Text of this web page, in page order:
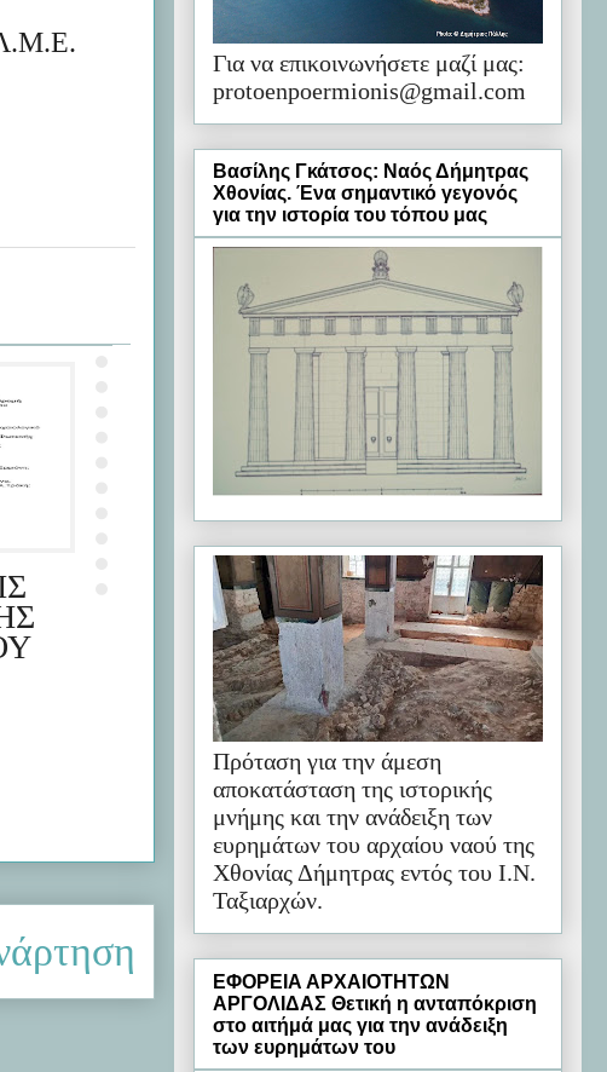
Για να επικοινωνήσετε μαζί μας:
protoenpoermionis@gmail.com
Βασίλης Γκάτσος: Ναός Δήμητρας
Χθονίας. Ένα σημαντικό γεγονός
για την ιστορία του τόπου μας
Πρόταση για την άμεση
αποκατάσταση της ιστορικής
μνήμης και την ανάδειξη των
ευρημάτων του αρχαίου ναού της
Χθονίας Δήμητρας εντός του Ι.Ν.
Ταξιαρχών.
ΕΦΟΡΕΙΑ ΑΡΧΑΙΟΤΗΤΩΝ
ΑΡΓΟΛΙΔΑΣ Θετική η ανταπόκριση
στο αιτήμά μας για την ανάδειξη
των ευρημάτων του